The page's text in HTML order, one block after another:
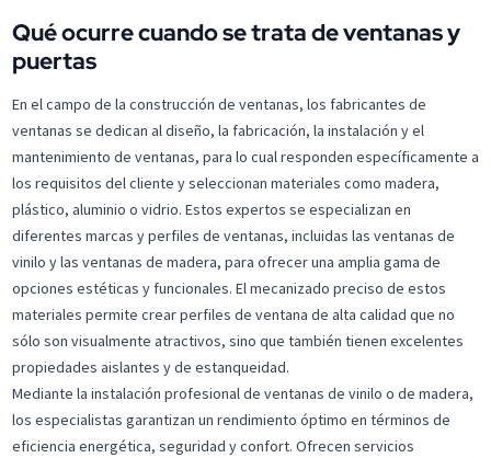
Qué ocurre cuando se trata de ventanas y
puertas
En el campo de la construcción de ventanas, los fabricantes de
ventanas se dedican al diseño, la fabricación, la instalación y el
mantenimiento de ventanas, para lo cual responden específicamente a
los requisitos del cliente y seleccionan materiales como madera,
plástico, aluminio o vidrio. Estos expertos se especializan en
diferentes marcas y perfiles de ventanas, incluidas las ventanas de
vinilo y las ventanas de madera, para ofrecer una amplia gama de
opciones estéticas y funcionales. El mecanizado preciso de estos
materiales permite crear perfiles de ventana de alta calidad que no
sólo son visualmente atractivos, sino que también tienen excelentes
propiedades aislantes y de estanqueidad.
Mediante la instalación profesional de ventanas de vinilo o de madera,
los especialistas garantizan un rendimiento óptimo en términos de
eficiencia energética, seguridad y confort. Ofrecen servicios